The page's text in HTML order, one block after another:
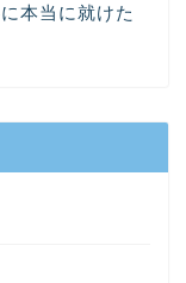
本当に就けた